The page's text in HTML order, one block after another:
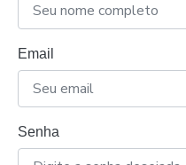
Email
Senha